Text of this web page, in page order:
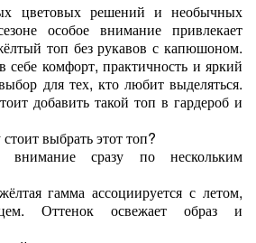
цветовых решений и необычных
особое внимание привлекает
топ без рукавов с капюшоном.
себе комфорт, практичность и яркий
для тех, кто любит выделяться.
добавить такой топ в гардероб и
выбрать этот топ?
внимание сразу по нескольким
гамма ассоциируется с летом,
Оттенок освежает образ и